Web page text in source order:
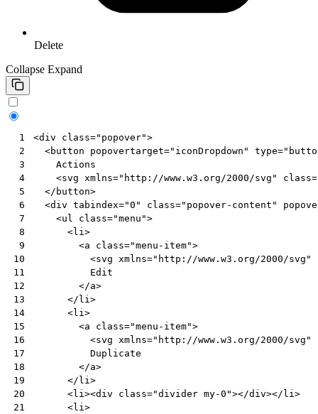
Delete
Collapse Expand
1
2
3
4
5
6
7
8
9
10
11
12
13
14
15
16
17
18
19
20
21
<div class="popover">
<button popovertarget="iconDropdown" type=
    Actions
<svg xmlns="http://www.w3.org/2000/svg" class=
</ button>
<div tabindex="0" class="popover-content"
<ul class="menu">
<li >
<a class="menu-item">
<svg xmlns="http://www.w3.org/2000/svg"
          Edit
</a>
</ li >
<li >
<a class="menu-item">
<svg xmlns="http://www.w3.org/2000/svg"
          Duplicate
</a>
</ li >
<li ><div class="divider my-0"></div></ li >
<li >